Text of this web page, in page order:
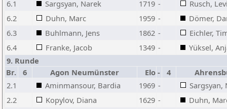
6.1
Sargsyan, Narek 1719 -
Rusch,
6.2
Duhn, Marc 1959 -
Dömer,
6.3
Buhlmann, Jens 1862 -
Eichler,
6.4
Franke, Jacob 1349 -
Yüksel,
9. Runde
Br.
6 Agon Neumünster Elo - 4
2.1
Aminmansour, Bardia 1969 -
Sargsyan,
2.2
Kopylov, Diana 1629 -
Duhn,